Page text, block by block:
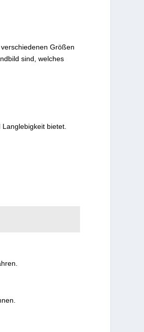
Größen
sind, welches
bietet.